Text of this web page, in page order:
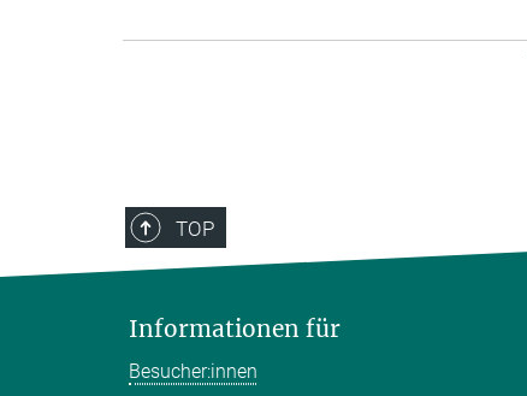
TOP
Informationen für
Besucher:innen